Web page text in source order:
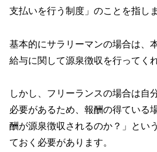
支払いを行う制度」のことを指しま
基本的にサラリーマンの場合は、
給与に関して源泉徴収を行ってく
しかし、フリーランスの場合は自
必要があるため、報酬の得ている
酬が源泉徴収されるのか？」とい
ておく必要があります。